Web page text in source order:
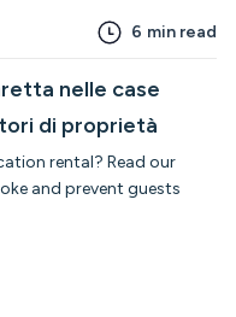
6 min read
nelle case
di proprietà
rental? Read our
and prevent guests